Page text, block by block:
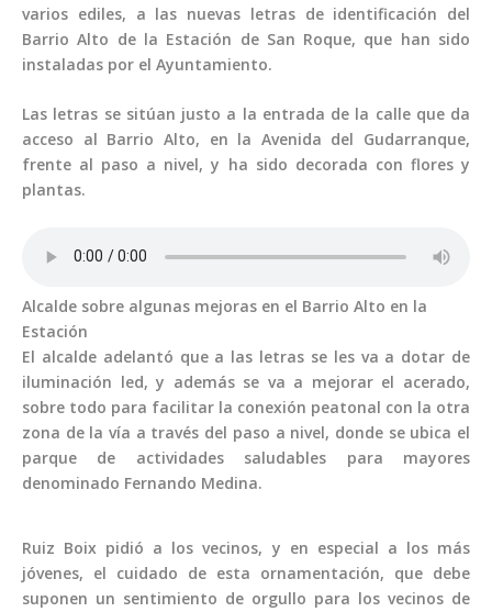
varios ediles, a las nuevas letras de identificación del
Barrio Alto de la Estación de San Roque, que han sido
instaladas por el Ayuntamiento.
Las letras se sitúan justo a la entrada de la calle que da
acceso al Barrio Alto, en la Avenida del Gudarranque,
frente al paso a nivel, y ha sido decorada con flores y
plantas.
Alcalde sobre algunas mejoras en el Barrio Alto en la
Estación
El alcalde adelantó que a las letras se les va a dotar de
iluminación led, y además se va a mejorar el acerado,
sobre todo para facilitar la conexión peatonal con la otra
zona de la vía a través del paso a nivel, donde se ubica el
parque de actividades saludables para mayores
denominado Fernando Medina.
Ruiz Boix pidió a los vecinos, y en especial a los más
jóvenes, el cuidado de esta ornamentación, que debe
suponen un sentimiento de orgullo para los vecinos de